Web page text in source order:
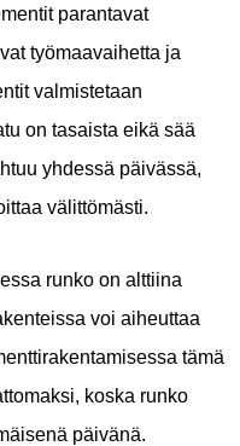
parantavat
työmaavaihetta ja
valmistetaan
on tasaista eikä sää
yhdessä päivässä,
välittömästi.
runko on alttiina
voi aiheuttaa
tämä
koska runko
päivänä.